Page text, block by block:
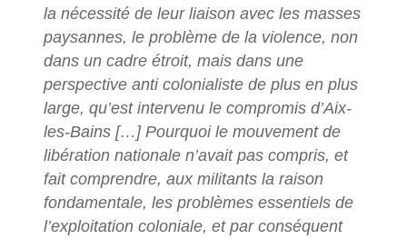
la nécessité de leur liaison avec les masses
paysannes, le problème de la violence, non
dans un cadre étroit, mais dans une
perspective anti colonialiste de plus en plus
large, qu’est intervenu le compromis d’Aix-
les-Bains […] Pourquoi le mouvement de
libération nationale n’avait pas compris, et
fait comprendre, aux militants la raison
fondamentale, les problèmes essentiels de
l’exploitation coloniale, et par conséquent